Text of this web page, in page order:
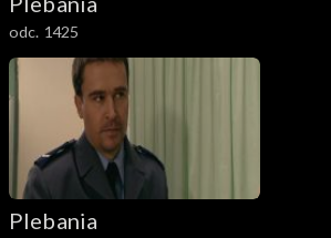
odc. 1425
Plebania